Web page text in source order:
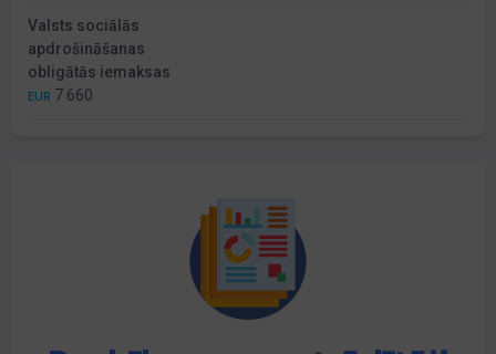
Valsts sociālās
apdrošināšanas
obligātās iemaksas
EUR 7 660